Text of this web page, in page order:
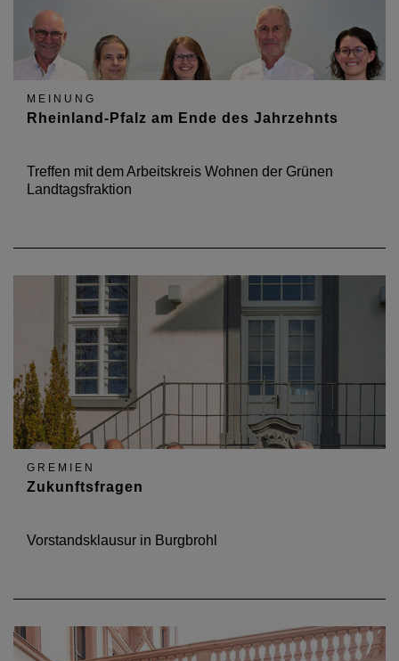
MEINUNG
Rheinland-Pfalz am Ende des Jahrzehnts
Treffen mit dem Arbeitskreis Wohnen der Grünen
Landtagsfraktion
GREMIEN
Zukunftsfragen
Vorstandsklausur in Burgbrohl